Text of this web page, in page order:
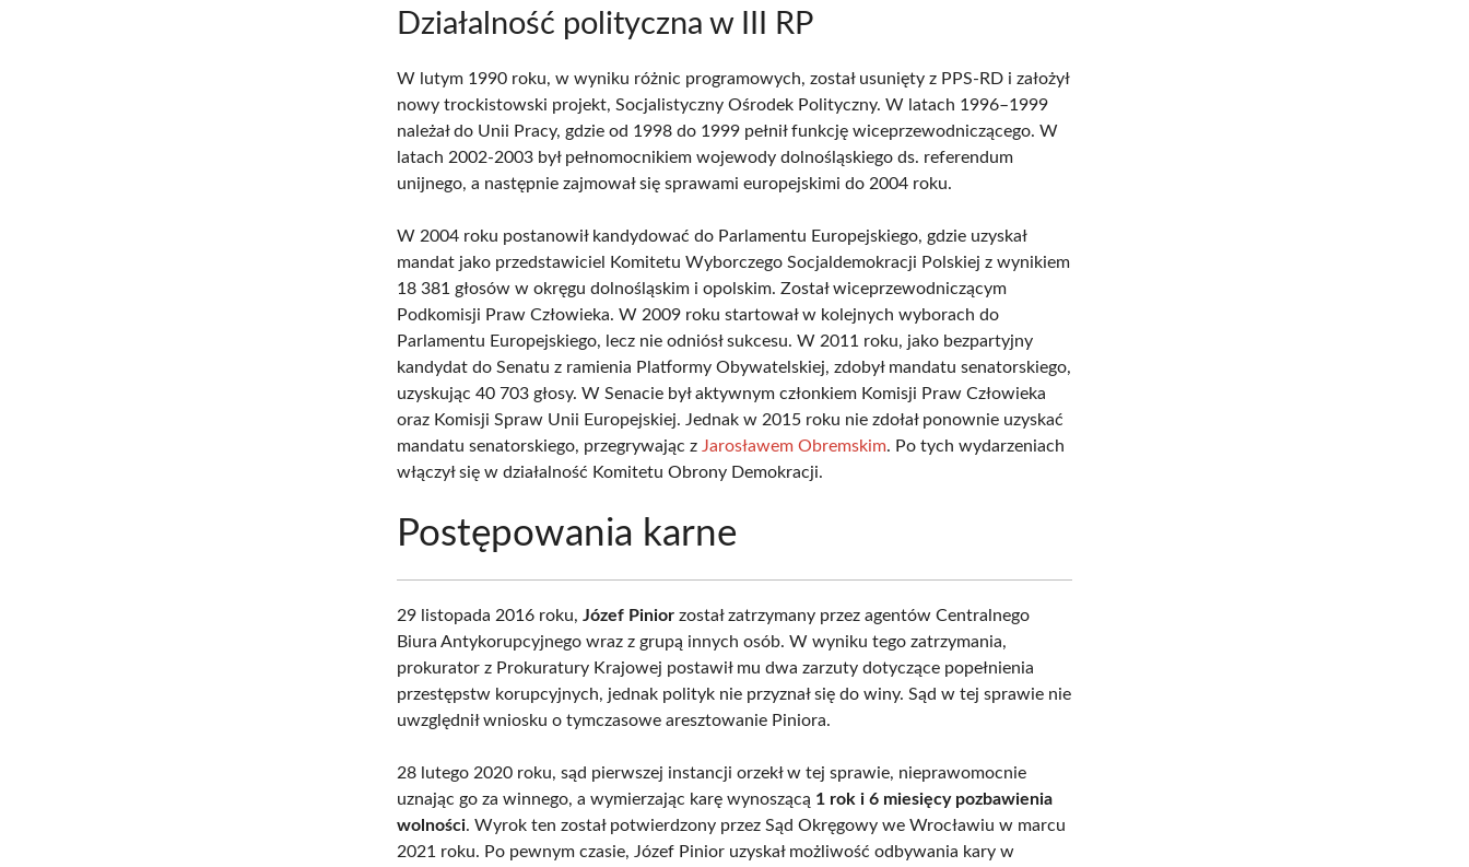
Działalność polityczna w III RP
W lutym 1990 roku, w wyniku różnic programowych, został usunięty z PPS-RD i założył
nowy trockistowski projekt, Socjalistyczny Ośrodek Polityczny. W latach 1996–1999
należał do Unii Pracy, gdzie od 1998 do 1999 pełnił funkcję wiceprzewodniczącego. W
latach 2002-2003 był pełnomocnikiem wojewody dolnośląskiego ds. referendum
unijnego, a następnie zajmował się sprawami europejskimi do 2004 roku.
W 2004 roku postanowił kandydować do Parlamentu Europejskiego, gdzie uzyskał
mandat jako przedstawiciel Komitetu Wyborczego Socjaldemokracji Polskiej z wynikiem
18 381 głosów w okręgu dolnośląskim i opolskim. Został wiceprzewodniczącym
Podkomisji Praw Człowieka. W 2009 roku startował w kolejnych wyborach do
Parlamentu Europejskiego, lecz nie odniósł sukcesu. W 2011 roku, jako bezpartyjny
kandydat do Senatu z ramienia Platformy Obywatelskiej, zdobył mandatu senatorskiego,
uzyskując 40 703 głosy. W Senacie był aktywnym członkiem Komisji Praw Człowieka
oraz Komisji Spraw Unii Europejskiej. Jednak w 2015 roku nie zdołał ponownie uzyskać
mandatu senatorskiego, przegrywając z Jarosławem Obremskim. Po tych wydarzeniach
włączył się w działalność Komitetu Obrony Demokracji.
Postępowania karne
29 listopada 2016 roku,Józef Pinior został zatrzymany przez agentów Centralnego
Biura Antykorupcyjnego wraz z grupą innych osób. W wyniku tego zatrzymania,
prokurator z Prokuratury Krajowej postawił mu dwa zarzuty dotyczące popełnienia
przestępstw korupcyjnych, jednak polityk nie przyznał się do winy. Sąd w tej sprawie nie
uwzględnił wniosku o tymczasowe aresztowanie Piniora.
28 lutego 2020 roku, sąd pierwszej instancji orzekł w tej sprawie, nieprawomocnie
uznając go za winnego, a wymierzając karę wynoszącą 1 rok i 6 miesięcy pozbawienia
wolności. Wyrok ten został potwierdzony przez Sąd Okręgowy we Wrocławiu w marcu
2021 roku. Po pewnym czasie, Józef Pinior uzyskał możliwość odbywania kary w